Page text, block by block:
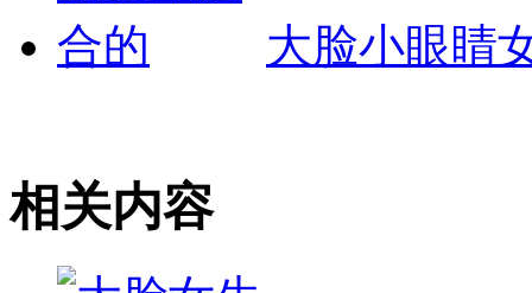
大脸小眼睛
相关内容